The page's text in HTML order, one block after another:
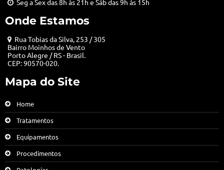
Seg a Sex das 8h às 21h e Sáb das 9h às 15h
Onde Estamos
Rua Tobias da Silva, 253 / 305
Bairro Moinhos de Vento
Porto Alegre / RS - Brasil.
CEP: 90570-020.
Mapa do Site
Home
Tratamentos
Equipamentos
Procedimentos